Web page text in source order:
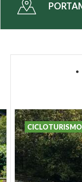
CICLOTURISMO